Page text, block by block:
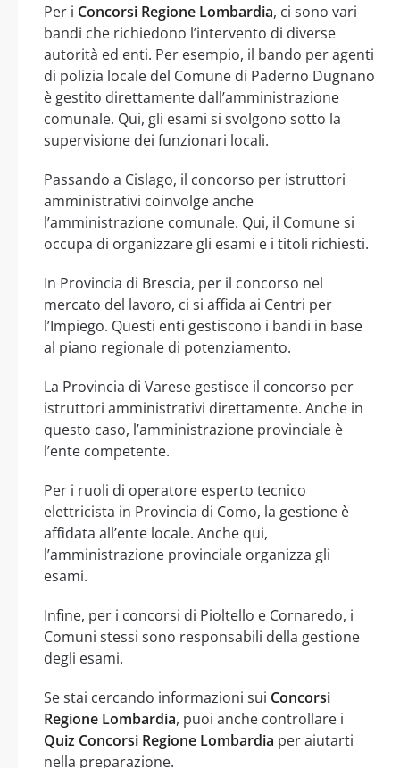
Per i Concorsi Regione Lombardia, ci sono vari
bandi che richiedono l’intervento di diverse
autorità ed enti. Per esempio, il bando per agenti
di polizia locale del Comune di Paderno Dugnano
è gestito direttamente dall’amministrazione
comunale. Qui, gli esami si svolgono sotto la
supervisione dei funzionari locali.
Passando a Cislago, il concorso per istruttori
amministrativi coinvolge anche
l’amministrazione comunale. Qui, il Comune si
occupa di organizzare gli esami e i titoli richiesti.
In Provincia di Brescia, per il concorso nel
mercato del lavoro, ci si affida ai Centri per
l’Impiego. Questi enti gestiscono i bandi in base
al piano regionale di potenziamento.
La Provincia di Varese gestisce il concorso per
istruttori amministrativi direttamente. Anche in
questo caso, l’amministrazione provinciale è
l’ente competente.
Per i ruoli di operatore esperto tecnico
elettricista in Provincia di Como, la gestione è
affidata all’ente locale. Anche qui,
l’amministrazione provinciale organizza gli
esami.
Infine, per i concorsi di Pioltello e Cornaredo, i
Comuni stessi sono responsabili della gestione
degli esami.
Se stai cercando informazioni sui Concorsi
Regione Lombardia, puoi anche controllare i
Quiz Concorsi Regione Lombardia per aiutarti
nella preparazione.